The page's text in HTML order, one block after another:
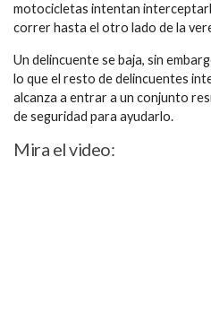
motocicletas intentan
correr hasta el otro lado de la
Un delincuente se baja, sin
lo que el resto de delincuentes
alcanza a entrar a un conjunto
de seguridad para ayudarlo.
Mira el video: